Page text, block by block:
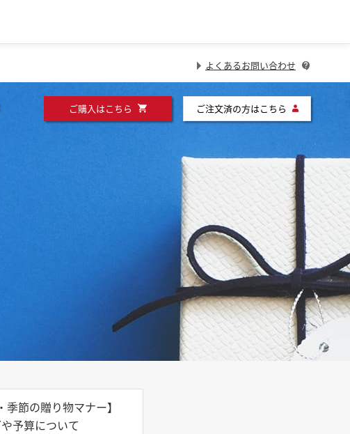
よくあるお問い合わせ
ご購入はこちら ご注文済の方はこちら
季節の贈り物マナー】
予算について